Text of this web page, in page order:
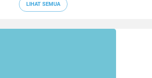
LIHAT SEMUA